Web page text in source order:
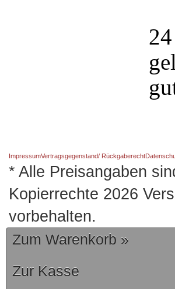
ImpressumVertragsgegenstand/ Rückgaberecht
* Alle Preisangaben
Kopierrechte 2026
vorbehalten.
Zum Warenkorb »
Zur Kasse